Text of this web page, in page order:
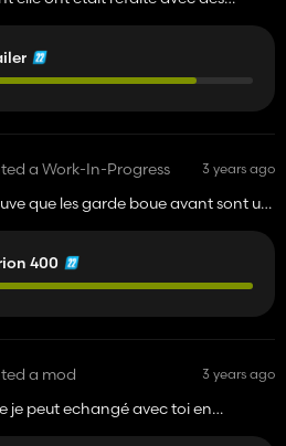
a Work-In-Progress 3 years ago
que les garde boue avant sont un
400
a mod 3 years ago
je peut echangé avec toi en